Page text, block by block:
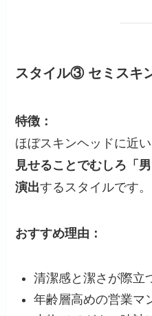
スタイル③ セミスキ
特徴：
ほぼスキンヘッドに近
見せることでむしろ「
演出するスタイルです。
おすすめ理由：
清潔感と潔さが際立
年齢層高めの営業マ